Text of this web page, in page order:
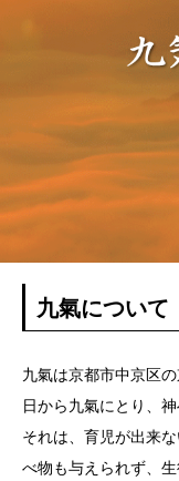
九氣について
九氣は京都市中京区
日から九氣にとり、
それは、育児が出来
べ物も与えられず、